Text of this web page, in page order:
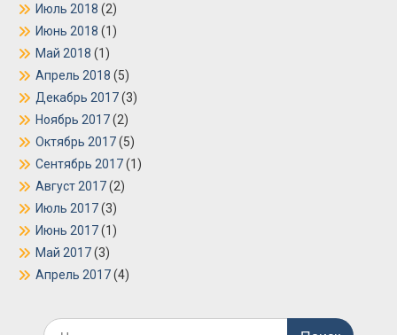
Июль 2018 (2)
Июнь 2018 (1)
Май 2018 (1)
Апрель 2018 (5)
Декабрь 2017(3)
Ноябрь 2017(2)
Октябрь 2017(5)
Сентябрь 2017(1)
Август 2017(2)
Июль 2017(3)
Июнь 2017(1)
Май 2017(3)
Апрель 2017(4)
Поиск